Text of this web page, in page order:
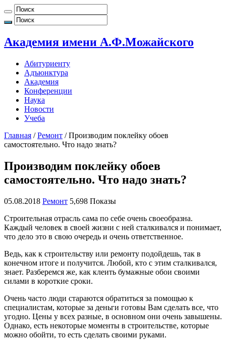
Академия имени А.Ф.Можайского
Абитуриенту
Адъюнктура
Академия
Конференции
Наука
Новости
Учеба
Главная / Ремонт / Производим поклейку обоев
самостоятельно. Что надо знать?
Производим поклейку обоев
самостоятельно. Что надо знать?
05.08.2018 Ремонт 5,698 Показы
Строительная отрасль сама по себе очень своеобразна.
Каждый человек в своей жизни с ней сталкивался и понимает,
что дело это в свою очередь и очень ответственное.
Ведь, как к строительству или ремонту подойдешь, так в
конечном итоге и получится. Любой, кто с этим сталкивался,
знает. Разберемся же, как клеить бумажные обои своими
силами в короткие сроки.
Очень часто люди стараются обратиться за помощью к
специалистам, которые за деньги готовы Вам сделать все, что
угодно. Цены у всех разные, в основном они очень завышены.
Однако, есть некоторые моменты в строительстве, которые
можно обойти, то есть сделать своими руками.